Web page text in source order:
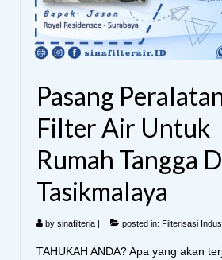
Pasang
Filter Air Untuk
Rumah Tangga
Tasikmalaya
by sinafilteria | posted in: Filterisasi
TAHUKAH ANDA? Apa yang akan